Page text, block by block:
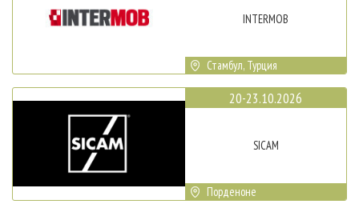
INTERMOB
Стамбул, Турция
20-23.10.2026
SICAM
Порденоне